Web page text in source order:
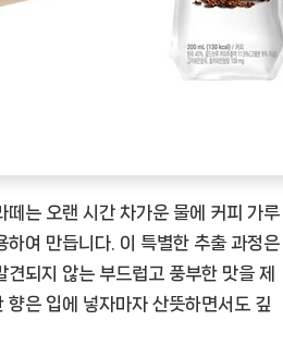
상
품]
떼는 오랜 시간 차가운 물에 커피 가루
하여 만듭니다. 이 특별한 추출 과정은
되지 않는 부드럽고 풍부한 맛을 제
향은 입에 넣자마자 산뜻하면서도 깊